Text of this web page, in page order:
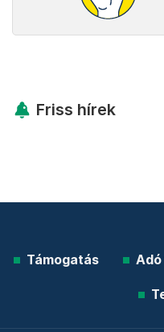
Friss hírek
Támogatás Adó